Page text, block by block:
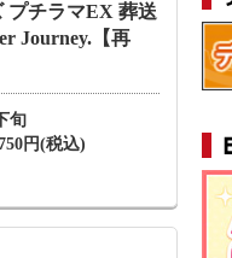
プチラマEX 葬送
Journey.【再
旬
円(税込)